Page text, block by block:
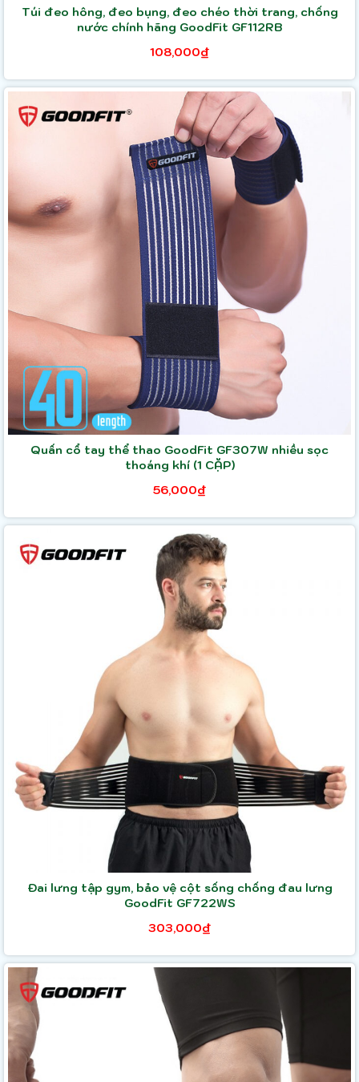
Túi đeo hông, đeo bụng, đeo chéo thời trang, chống
nước chính hãng GoodFit GF112RB
108,000₫
Quấn cổ tay thể thao GoodFit GF307W nhiều sọc
thoáng khí (1 CẶP)
56,000₫
Đai lưng tập gym, bảo vệ cột sống chống đau lưng
GoodFit GF722WS
303,000₫